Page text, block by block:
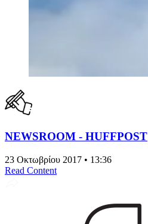
NEWSROOM - HUFFPOST
23 Οκτωβρίου 2017 • 13:36
Read Content